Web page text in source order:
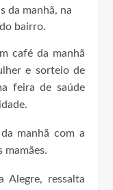
da manhã, na
bairro.
café da manhã
e sorteio de
feira de saúde
manhã com a
mamães.
Alegre, ressalta